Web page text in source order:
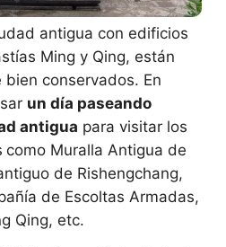
antigua con edificios
Ming y Qing, están
conservados. En
un día paseando
antigua para visitar los
como Muralla Antigua de
de Rishengchang,
de Escoltas Armadas,
Qing, etc.